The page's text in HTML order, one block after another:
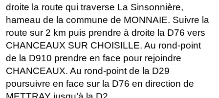
droite la route qui traverse La Sinsonnière,
hameau de la commune de MONNAIE. Suivre la
route sur 2 km puis prendre à droite la D76 vers
CHANCEAUX SUR CHOISILLE. Au rond-point
de la D910 prendre en face pour rejoindre
CHANCEAUX. Au rond-point de la D29
poursuivre en face sur la D76 en direction de